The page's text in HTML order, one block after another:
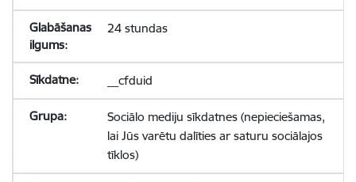
24 stundas
__cfduid
Sociālo mediju sīkdatnes (nepieciešamas,
lai Jūs varētu dalīties ar saturu sociālajos
tīklos)